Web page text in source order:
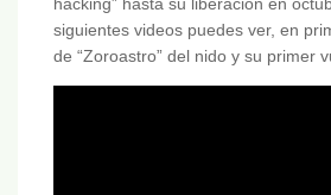
siguientes videos puedes ver, en
de “Zoroastro” del nido y su primer